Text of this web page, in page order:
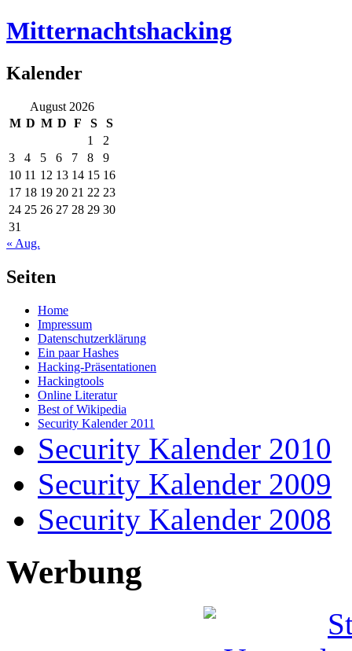
Mitternachtshacking
Kalender
August 2026
M D M D F S
S
1
2
3
4 5 6 7 8
9
10 11 12 13 14 15 16
17 18 19 20 21 22 23
24 25 26 27 28 29 30
31
« Aug.
Seiten
Home
Impressum
Datenschutzerklärung
Ein paar Hashes
Hacking-Präsentationen
Hackingtools
Online Literatur
Best of Wikipedia
Security Kalender 2011
Security Kalender 2010
Security Kalender 2009
Security Kalender 2008
Werbung